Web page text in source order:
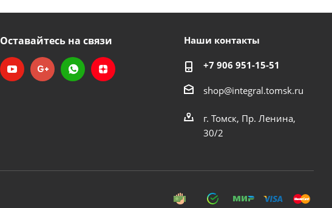
Оставайтесь на связи Наши контакты
+7 906 951-15-51
shop@integral.tomsk.ru
г. Томск, Пр. Ленина,
30/2